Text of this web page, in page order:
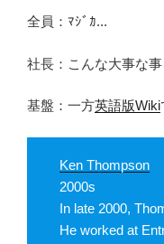
全員：ﾏｼﾞｶ...
社長：こんな大事な
基盤：一方英語版Wiki
Ken Thompson
2000s
In late 2000,
He worked at